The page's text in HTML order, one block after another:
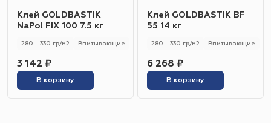
Клей GOLDBASTIK
NaPol FIX 100 7.5 кг
280 - 330 гр/м2 Впитывающие
3 142 ₽
В корзину
Клей GOLDBASTIK BF
55 14 кг
280 - 330 гр/м2 Впитывающие
6 268 ₽
В корзину